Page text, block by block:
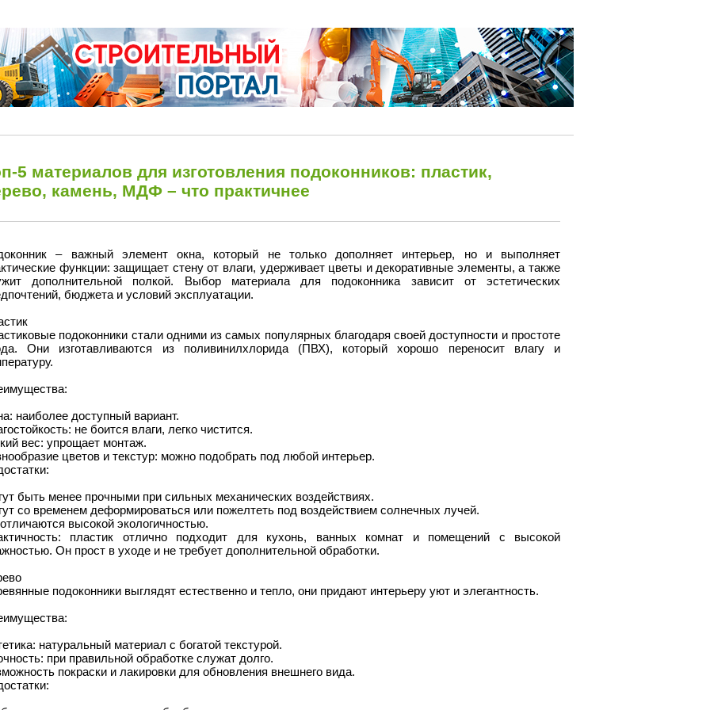
5 материалов для изготовления подоконников: пластик,
камень, МДФ – что практичнее
– важный элемент окна, который не только дополняет интерьер, но и выполняет
функции: защищает стену от влаги, удерживает цветы и декоративные элементы, а также
дополнительной полкой. Выбор материала для подоконника зависит от эстетических
бюджета и условий эксплуатации.
подоконники стали одними из самых популярных благодаря своей доступности и простоте
Они изготавливаются из поливинилхлорида (ПВХ), который хорошо переносит влагу и
наиболее доступный вариант.
не боится влаги, легко чистится.
вес: упрощает монтаж.
цветов и текстур: можно подобрать под любой интерьер.
быть менее прочными при сильных механических воздействиях.
со временем деформироваться или пожелтеть под воздействием солнечных лучей.
высокой экологичностью.
пластик отлично подходит для кухонь, ванных комнат и помещений с высокой
Он прост в уходе и не требует дополнительной обработки.
подоконники выглядят естественно и тепло, они придают интерьеру уют и элегантность.
натуральный материал с богатой текстурой.
при правильной обработке служат долго.
покраски и лакировки для обновления внешнего вида.